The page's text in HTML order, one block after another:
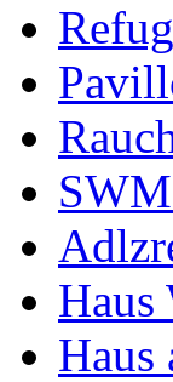
Haus
Haus